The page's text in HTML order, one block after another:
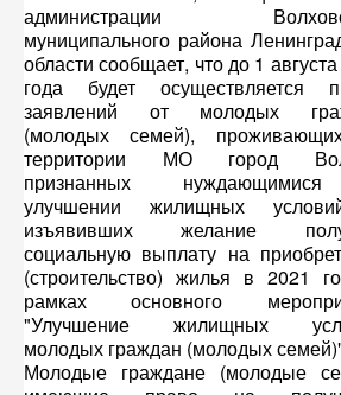
администрации
муниципального района
области сообщает, что до 1
года будет осуществляется
заявлений от молодых
(молодых семей),
территории МО город
признанных
улучшении жилищных
изъявивших желание
социальную выплату на
(строительство) жилья в 2021
рамках основного
"Улучшение жилищных
молодых граждан (молодых
Молодые граждане (молодые